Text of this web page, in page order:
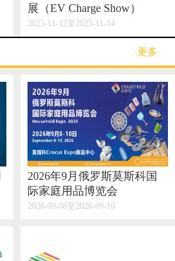
展（EV Charge Show）
2025-11-12至2025-11-14
·更多·
2026年9月俄罗斯莫斯科国
际家庭用品博览会
2026-09-08至2026-09-10